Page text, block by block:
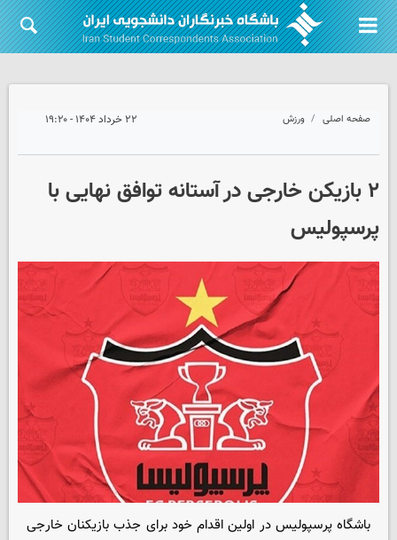
صفحه اصلی ورزش ۲۲ خرداد ۱۴۰۴ - ۱۹:۲۰
۲ بازیکن خارجی در آستانه توافق نهایی با
پرسپولیس
باشگاه پرسپولیس در اولین اقدام خود برای جذب بازیکنان خارجی